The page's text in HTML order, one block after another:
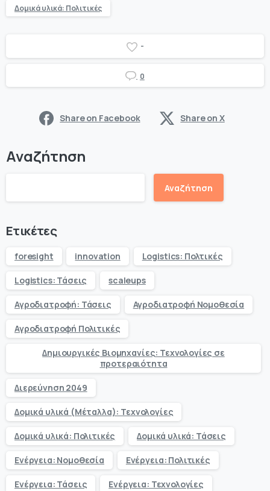
Δομικά υλικά: Πολιτικές
-
0
Share on Facebook Share on X
Αναζήτηση
Αναζήτηση
Ετικέτες
foresight innovation Logistics: Πολτικές
Logistics: Τάσεις scaleups
Αγροδιατροφή: Τάσεις Αγροδιατροφή Νομοθεσία
Αγροδιατροφή Πολιτικές
Δημιουργικές Βιομηχανίες: Τεχνολογίες σε
προτεραιότητα
Διερεύνηση 2049
Δομικά υλικά (Μέταλλα): Τεχνολογίες
Δομικά υλικά: Πολιτικές Δομικά υλικά: Τάσεις
Ενέργεια: Νομοθεσία Ενέργεια: Πολιτικές
Ενέργεια: Τάσεις Ενέργεια: Τεχνολογίες